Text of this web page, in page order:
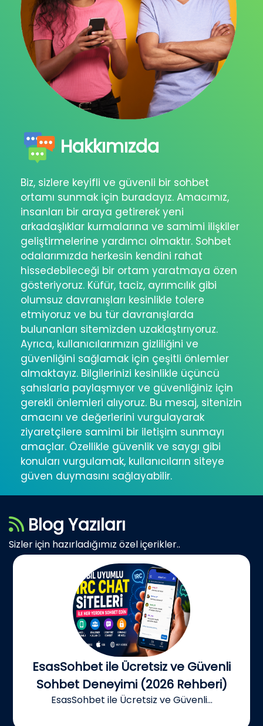
Hakkımızda
Biz, sizlere keyifli ve güvenli bir sohbet
ortamı sunmak için buradayız. Amacımız,
insanları bir araya getirerek yeni
arkadaşlıklar kurmalarına ve samimi ilişkiler
geliştirmelerine yardımcı olmaktır. Sohbet
odalarımızda herkesin kendini rahat
hissedebileceği bir ortam yaratmaya özen
gösteriyoruz. Küfür, taciz, ayrımcılık gibi
olumsuz davranışları kesinlikle tolere
etmiyoruz ve bu tür davranışlarda
bulunanları sitemizden uzaklaştırıyoruz.
Ayrıca, kullanıcılarımızın gizliliğini ve
güvenliğini sağlamak için çeşitli önlemler
almaktayız. Bilgilerinizi kesinlikle üçüncü
şahıslarla paylaşmıyor ve güvenliğiniz için
gerekli önlemleri alıyoruz. Bu mesaj, sitenizin
amacını ve değerlerini vurgulayarak
ziyaretçilere samimi bir iletişim sunmayı
amaçlar. Özellikle güvenlik ve saygı gibi
konuları vurgulamak, kullanıcıların siteye
güven duymasını sağlayabilir.
Blog Yazıları
Sizler için hazırladığımız özel içerikler..
EsasSohbet ile Ücretsiz ve Güvenli
Sohbet Deneyimi (2026 Rehberi)
EsasSohbet ile Ücretsiz ve Güvenli...